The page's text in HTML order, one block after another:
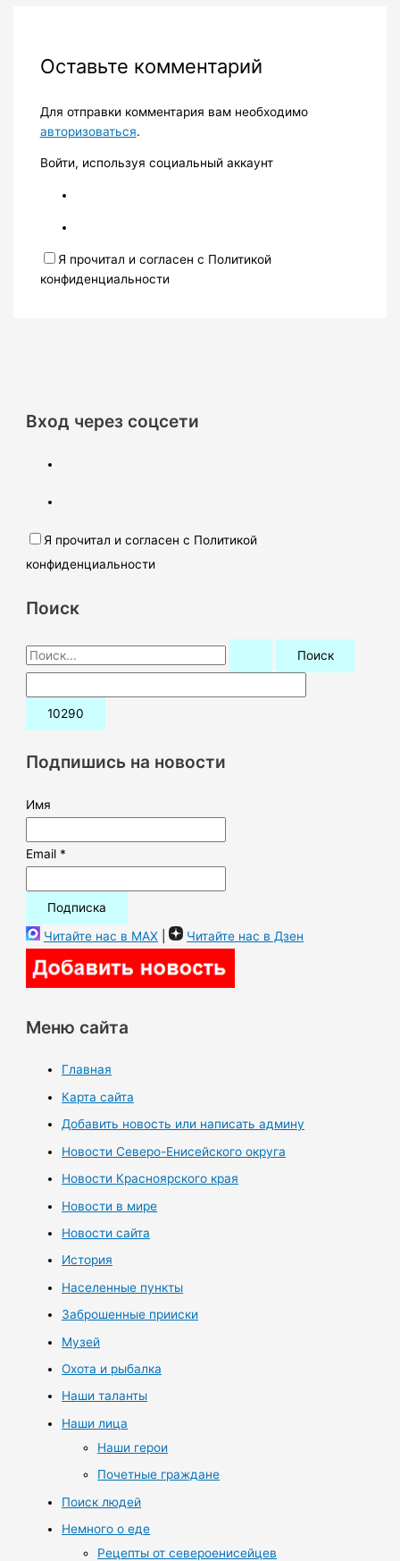
Оставьте комментарий
Для отправки комментария вам необходимо
авторизоваться.
Войти, используя социальный аккаунт
Я прочитал и согласен с Политикой
конфиденциальности
Вход через соцсети
Я прочитал и согласен с Политикой
конфиденциальности
Поиск
П
о
и
:Подпишись на новости
Имя
Email *
Читайте нас в MAX | Читайте нас в Дзен
Меню сайта
Главная
Карта сайта
Добавить новость или написать админу
Новости Северо-Енисейского округа
Новости Красноярского края
Новости в мире
Новости сайта
История
Населенные пункты
Заброшенные прииски
Музей
Охота и рыбалка
Наши таланты
Наши лица
Наши герои
Почетные граждане
Поиск людей
Немного о еде
Рецепты от североенисейцев